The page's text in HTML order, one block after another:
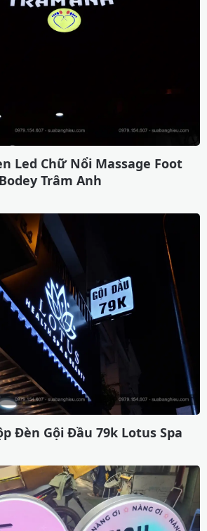
Led Chữ Nổi Massage Foot
Bodey Trâm Anh
Đèn Gội Đầu 79k Lotus Spa